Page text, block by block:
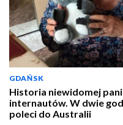
GDAŃSK
Historia niewidomej
internautów. W dwie
poleci do Australii